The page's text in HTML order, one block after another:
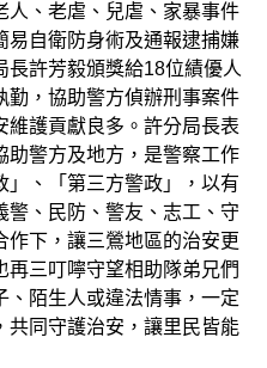
人、老虐、兒虐、家暴事件
易自衛防身術及通報逮捕嫌
許芳毅頒獎給18位績優人
勤，協助警方偵辦刑事案件
維護貢獻良多。許分局長表
助警方及地方，是警察工作
」、「第三方警政」，以有
警、民防、警友、志工、守
下，讓三鶯地區的治安更
三叮嚀守望相助隊弟兄們
、陌生人或違法情事，一定
共同守護治安，讓里民皆能